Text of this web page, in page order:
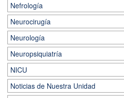
Nefrología
Neurocirugía
Neurología
Neuropsiquiatría
NICU
Noticias de Nuestra Unidad